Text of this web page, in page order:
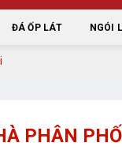
ĐÁ ỐP LÁT NGÓI
PHÂN